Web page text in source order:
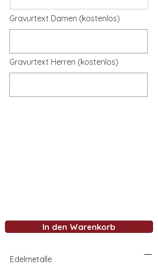
Gravurtext Damen (kostenlos)
Gravurtext Herren (kostenlos)
In den Warenkorb
Edelmetalle